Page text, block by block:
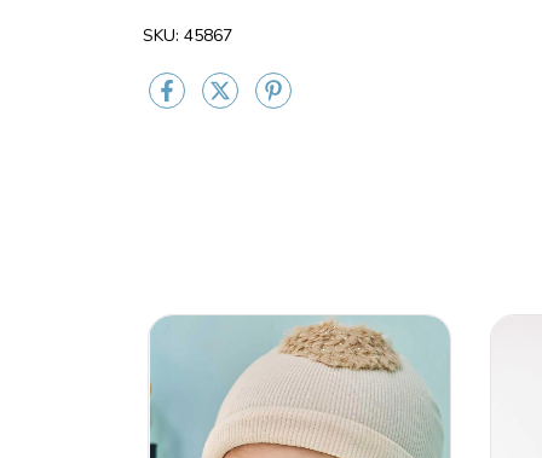
SKU: 45867